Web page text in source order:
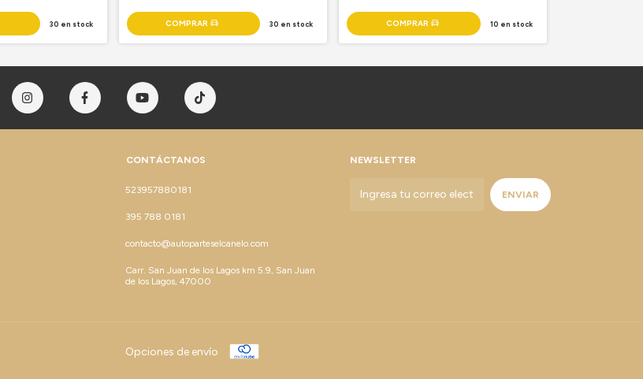
30 en stock 30 en stock 10 en stock
CONTÁCTANOS
523957880181
395 788 0181
contacto@autoparteselcanelo.com
Carr. San Juan de los Lagos km 5.9, San Juan
de los Lagos, 47000
NEWSLETTER
Opciones de envío